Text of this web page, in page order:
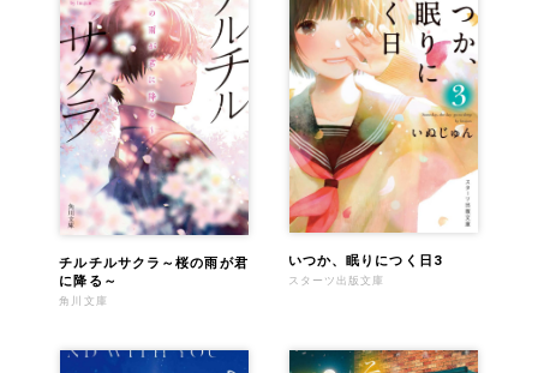
チルチルサクラ～桜の雨が君
に降る～
角川文庫
いつか、眠りにつく日3
スターツ出版文庫